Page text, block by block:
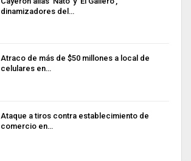
dinamizadores del…
Atraco de más de $50 millones a local de
celulares en…
Ataque a tiros contra establecimiento de
comercio en…